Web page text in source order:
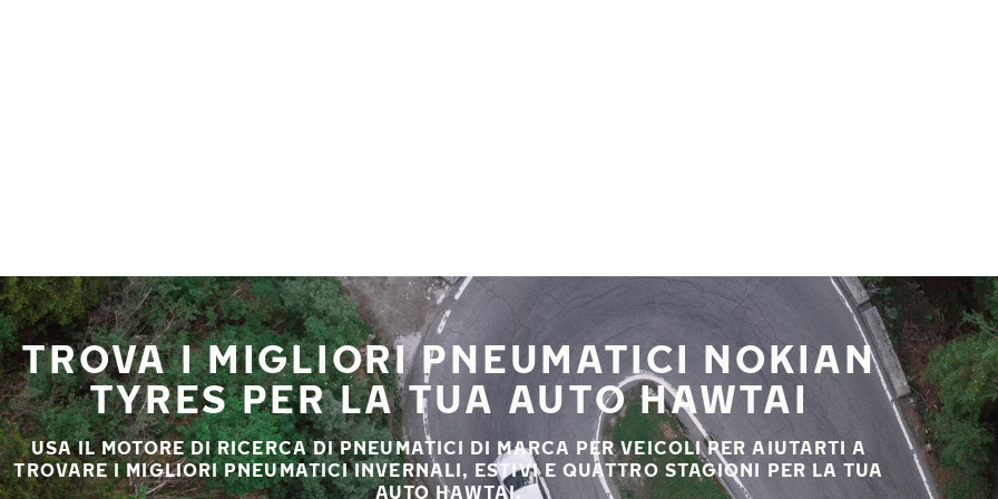
TROVA I MIGLIORI PNEUMATICI NOKIAN
TYRES PER LA TUA AUTO HAWTAI
USA IL MOTORE DI RICERCA DI PNEUMATICI DI MARCA PER VEICOLI PER AIUTARTI A
TROVARE I MIGLIORI PNEUMATICI INVERNALI, ESTIVI E QUATTRO STAGIONI PER LA TUA
AUTO HAWTAI.